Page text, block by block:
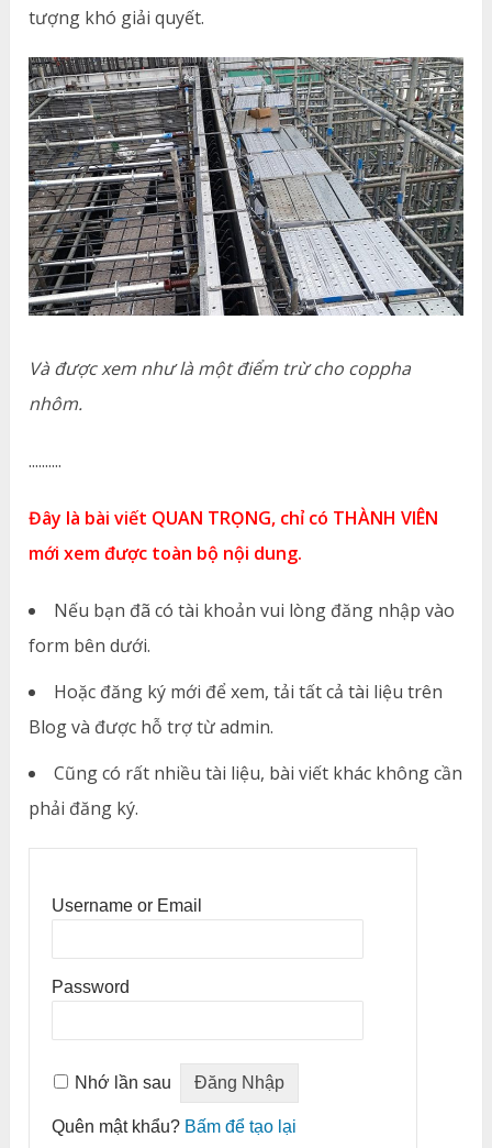
tượng khó giải quyết.
Và được xem như là một điểm trừ cho coppha
nhôm.
..........
Đây là bài viết QUAN TRỌNG, chỉ có THÀNH VIÊN
mới xem được toàn bộ nội dung.
Nếu bạn đã có tài khoản vui lòng đăng nhập vào
form bên dưới.
Hoặc đăng ký mới để xem, tải tất cả tài liệu trên
Blog và được hỗ trợ từ admin.
Cũng có rất nhiều tài liệu, bài viết khác không cần
phải đăng ký.
Username or Email
Password
Nhớ lần sau
Quên mật khẩu? Bấm để tạo lại